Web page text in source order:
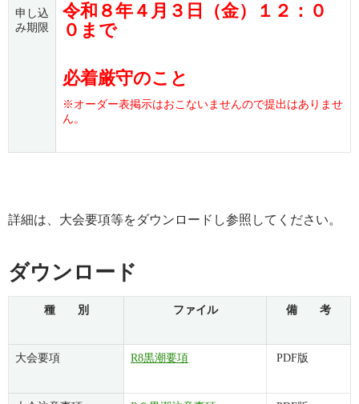
申し込
み期限
令和８年４月３日（金）１２：０
０まで
必着厳守のこと
※オーダー表掲示はおこないませんので提出はありませ
ん。
詳細は、大会要項等をダウンロードし参照してください。
ダウンロード
種 別 ファイル 備 考
大会要項 R8黒潮要項 PDF版